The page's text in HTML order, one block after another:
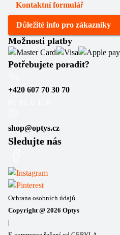
Kontaktní formulář
Důležité info pro zákazníky
Možnosti platby
Potřebujete poradit?
+420 607 70 30 70
shop@optys.cz
Sledujte nás
Ochrana osobních údajů
Copyright @ 2026 Optys
|